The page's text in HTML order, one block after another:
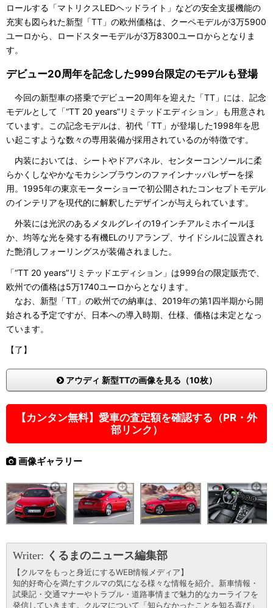
ロールする「マトリクスLEDヘッドライト」などの安全支援機能の
充実も図られた新型「TT」の欧州価格は、クーペモデルが3万5900
ユーロから、ロードスターモデルが3万8300ユーロからとなりま
す。
デビュー20周年を記念した999台限定のモデルも登場
今回の新型車の搭乗でデビュー20周年を迎えた「TT」には、記念
モデルとして「“TT 20 years”リミテッドエディション」も用意され
ています。この記念モデルは、初代「TT」が登場した1998年を思
い起こすような数々の専用装備が採用されているのが特徴です。
内装においては、シートやドアパネル、センターコンソールに柔
らかくしなやかなモカシンブラウンのファインナッパレザーを採
用。1995年の東京モーターショーで初公開されたコンセプトモデル
のインテリアを現代的に解釈したデザインが与えられています。
外装には光沢のあるメタルグレイの19インチアルミホイールほ
か、均等な光を発する有機ELのリアランプ、サイドシルに設置され
た艶消しフォーリングスが装備されました。
「“TT 20 years”リミテッドエディション」は999台の限定販売で、
欧州での価格は5万1740ユーロからとなります。
なお、新型「TT」の欧州での納車は、2019年の第1四半期から開
始される予定ですが、日本への導入時期、仕様、価格は未定となっ
ています。
【了】
アウディ 新型TTの画像を見る（10枚）
【カンタン無料】愛車の査定額を確認する（PR・外
部リンク）
画像ギャラリー
Writer: くるまのニュース編集部
【クルマをもっと身近にするWEB情報メディア】
知的好奇心を満たすクルマの気になる様々な情報を紹介。新車情報・
試乗記・交通マナーやトラブル・道路事情まで魅力的なカーライフを
発信していきます。クルマについて「知らなかったことを知る喜び」